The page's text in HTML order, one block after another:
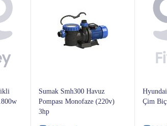
Sumak Smh300 Havuz
Pompası Monofaze (220v)
3hp
Çim